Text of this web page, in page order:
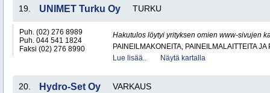
19. UNIMET Turku Oy TURKU
Puh. (02) 276 8989
Puh. 044 541 1824
Faksi (02) 276 8990
Hakutulos löytyi yrityksen omien www-sivujen
PAINEILMAKONEITA, PAINEILMALAITTEITA
Lue lisää..
Näytä kartalla
20. Hydro-Set Oy VARKAUS